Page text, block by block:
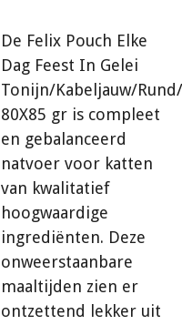
De Felix Pouch Elke
Dag Feest In Gelei
Tonijn/Kabeljauw/
80X85 gr is compleet
en gebalanceerd
natvoer voor katten
van kwalitatief
hoogwaardige
ingrediënten. Deze
onweerstaanbare
maaltijden zien er
ontzettend lekker uit